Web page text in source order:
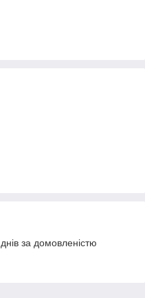
за домовленістю